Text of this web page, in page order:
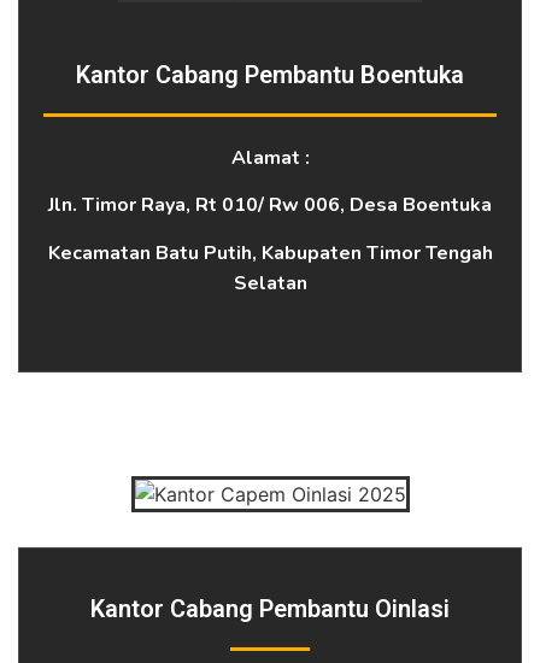
Kantor Cabang Pembantu Boentuka
Alamat :
Jln. Timor Raya, Rt 010/ Rw 006, Desa Boentuka
Kecamatan Batu Putih, Kabupaten Timor Tengah
Selatan
Kantor Cabang Pembantu Oinlasi